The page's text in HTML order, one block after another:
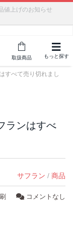
値上げのお知らせ
ジェルクリーム「アク
取扱商品 もっと探す
すべて売り切れまし
ランはすべ
サフラン / 商品
コメントなし